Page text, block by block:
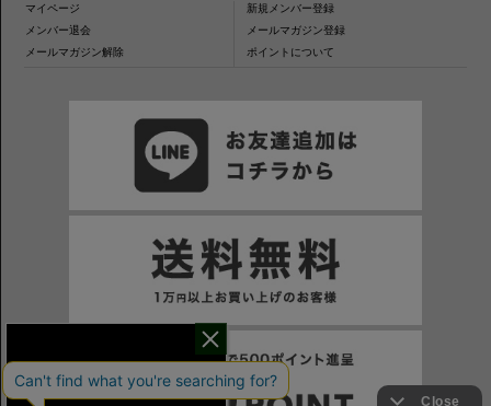
マイページ
新規メンバー登録
メンバー退会
メールマガジン登録
メールマガジン解除
ポイントについて